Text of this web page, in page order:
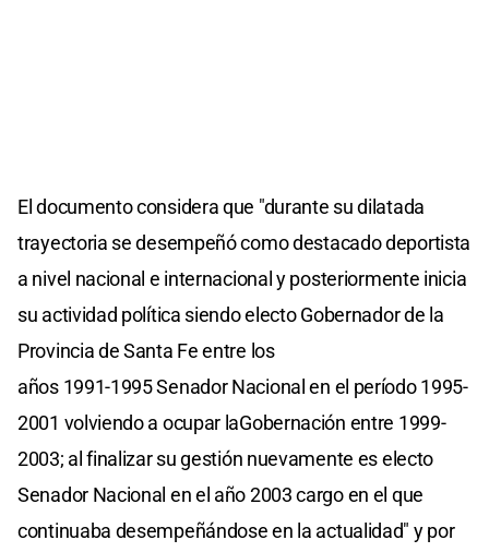
El documento considera que "durante su dilatada
trayectoria se desempeñó como destacado deportista
a nivel nacional e internacional y posteriormente inicia
su actividad política siendo electo Gobernador de la
Provincia de Santa Fe entre los
años 1991-1995 Senador Nacional en el período 1995-
2001 volviendo a ocupar laGobernación entre 1999-
2003; al finalizar su gestión nuevamente es electo
Senador Nacional en el año 2003 cargo en el que
continuaba desempeñándose en la actualidad" y por